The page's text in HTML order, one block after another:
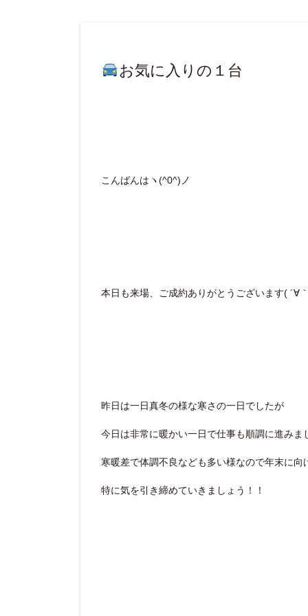
お気に入りの１台
こんばんはヽ(^0^)ノ
本日も来場、ご成約ありがとうございます( ´∀
昨日は一日真冬の様な寒さの一日でしたが
今日は非常に暖かい一日で仕事も順調に進み
寒暖差で体調不良なども多い様なので年末に向
特に気を引き締めていきましょう！！